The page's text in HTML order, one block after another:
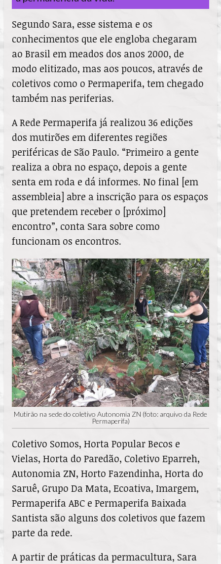
Segundo Sara, esse sistema e os
conhecimentos que ele engloba chegaram
ao Brasil em meados dos anos 2000, de
modo elitizado, mas aos poucos, através de
coletivos como o Permaperifa, tem chegado
também nas periferias.
A Rede Permaperifa já realizou 36 edições
dos mutirões em diferentes regiões
periféricas de São Paulo. “Primeiro a gente
realiza a obra no espaço, depois a gente
senta em roda e dá informes. No final [em
assembleia] abre a inscrição para os espaços
que pretendem receber o [próximo]
encontro”, conta Sara sobre como
funcionam os encontros.
Mutirão na sede do coletivo Autonomia ZN (foto: arquivo da Rede
Permaperifa)
Coletivo Somos, Horta Popular Becos e
Vielas, Horta do Paredão, Coletivo Eparreh,
Autonomia ZN, Horto Fazendinha, Horta do
Saruê, Grupo Da Mata, Ecoativa, Imargem,
Permaperifa ABC e Permaperifa Baixada
Santista são alguns dos coletivos que fazem
parte da rede.
A partir de práticas da permacultura, Sara